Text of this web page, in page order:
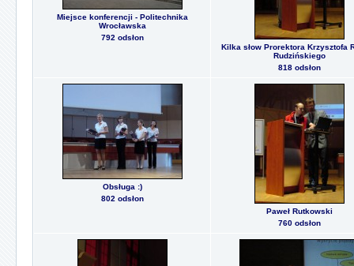
Miejsce konferencji - Politechnika
Wrocławska
792 odsłon
Kilka słow Prorektora Krzysztofa
Rudzińskiego
818 odsłon
Obsługa :)
802 odsłon
Paweł Rutkowski
760 odsłon